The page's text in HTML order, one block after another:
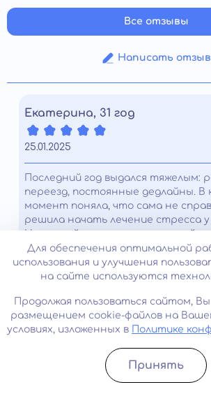
Написать отзыв
Все отзывы
Екатерина, 31 год
25.01.2025
Последний год выдался тяжелым:
переезд, постоянные дедлайны. В
момент поняла, что сама не
решила начать лечение стресса
На первой консультации
мои симптомы, режим сна и
как будет строиться план.
ничего не навязывают и идут шаг
утрам, ушло ощущение кома в
чувствую себя стабильнее и
Записатьcя
Для обеспечения оптимальной
использования и улучшения
на сайте используются
Продолжая пользоваться сайтом,
размещением cookie-файлов на
условиях, изложенных в
Политике
Принять